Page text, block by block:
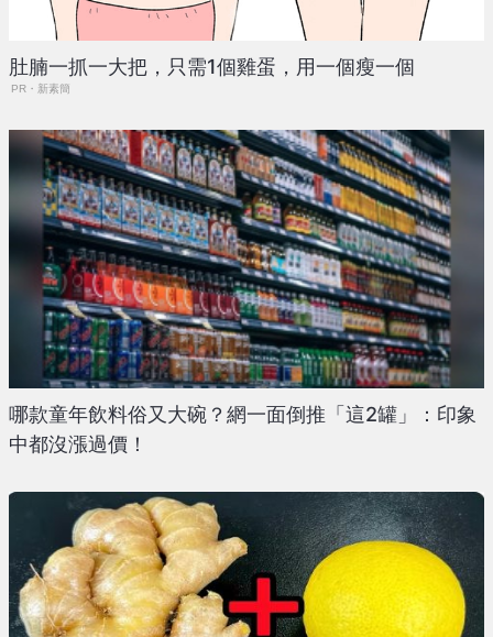
肚腩一抓一大把，只需1個雞蛋，用一個瘦一個
PR・新素簡
哪款童年飲料俗又大碗？網一面倒推「這2罐」：印象
中都沒漲過價！